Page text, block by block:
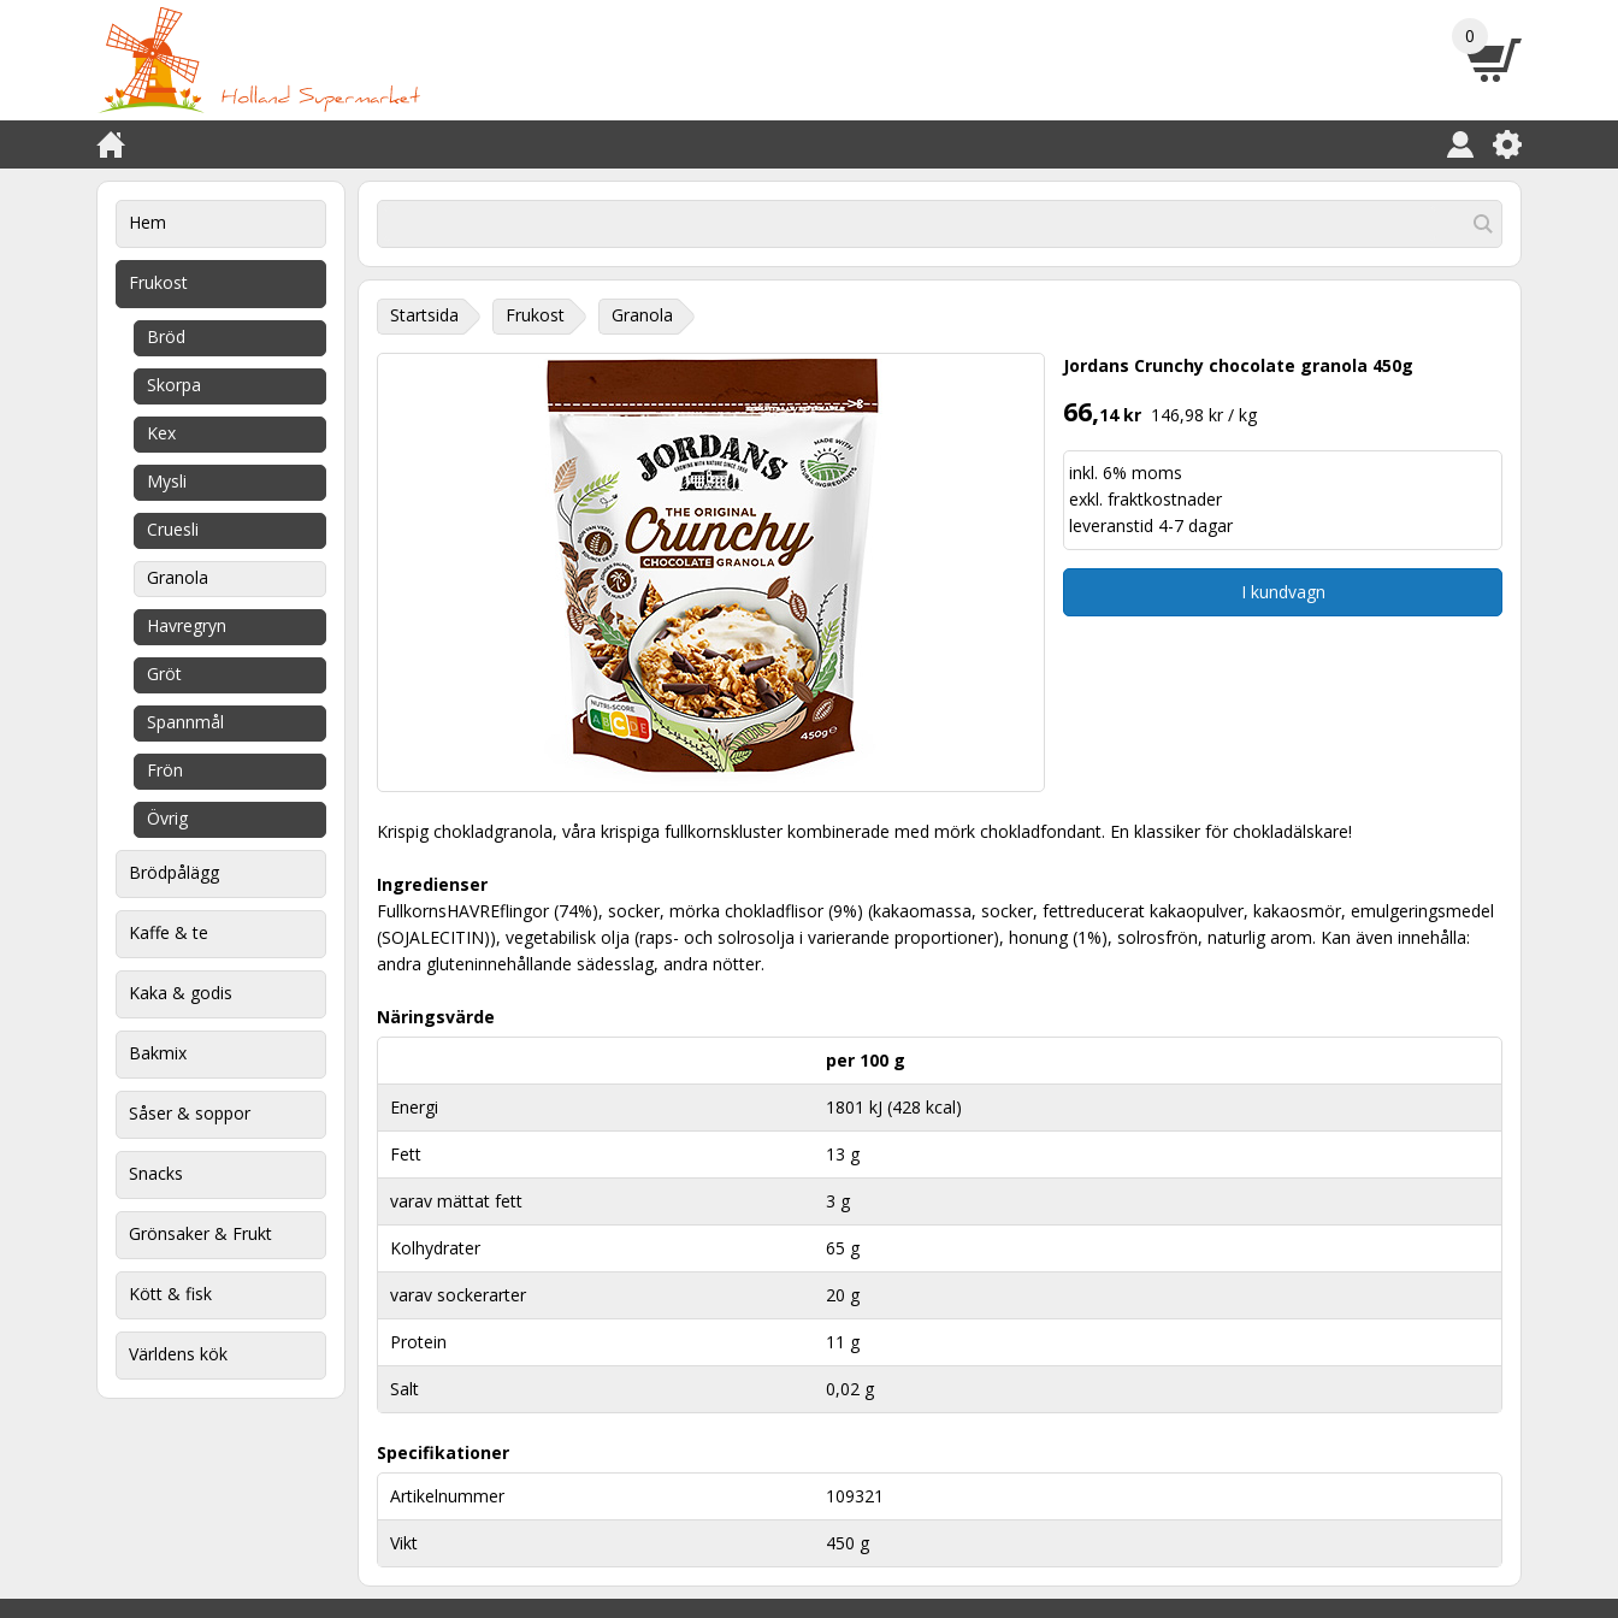
0
Hem
Frukost
Bröd
Skorpa
Kex
Mysli
Cruesli
Granola
Havregryn
Gröt
Spannmål
Frön
Övrig
Brödpålägg
Kaffe & te
Kaka & godis
Bakmix
Såser & soppor
Snacks
Grönsaker & Frukt
Kött & fisk
Världens kök
Startsida Frukost Granola
Jordans Crunchy chocolate granola 450g
66,14 kr 146,98 kr / kg
inkl. 6% moms
exkl. fraktkostnader
leveranstid 4-7 dagar
I kundvagn
Krispig chokladgranola, våra krispiga fullkornskluster kombinerade med mörk chokladfondant. En klassiker för chokladälskare!
Ingredienser
FullkornsHAVREflingor (74%), socker, mörka chokladflisor (9%) (kakaomassa, socker, fettreducerat kakaopulver, kakaosmör, emulgeringsmedel
(SOJALECITIN)), vegetabilisk olja (raps- och solrosolja i varierande proportioner), honung (1%), solrosfrön, naturlig arom. Kan även innehålla:
andra gluteninnehållande sädesslag, andra nötter.
Näringsvärde
per 100 g
Energi 1801 kJ (428 kcal)
Fett 13 g
varav mättat fett 3 g
Kolhydrater 65 g
varav sockerarter 20 g
Protein 11 g
Salt 0,02 g
Specifikationer
Artikelnummer
109321
Vikt 450 g